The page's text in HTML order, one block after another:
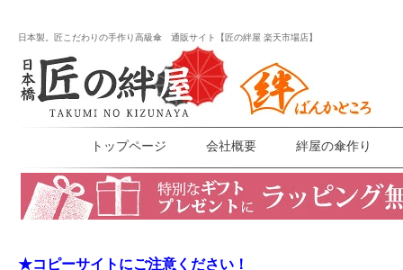
日本製。匠こだわりの手作り高級傘 通販サイト【匠の絆屋 楽天市場店】
トップページ 会社概要 絆屋の傘作り
★コピーサイトにご注意ください！